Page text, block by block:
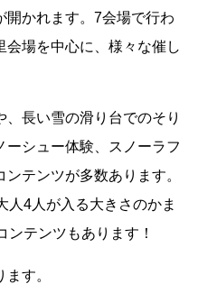
開かれます。7会場で行わ
場を中心に、様々な催し
長い雪の滑り台でのそり
シュー体験、スノーラフ
テンツが多数あります。
人4人が入る大きさのかま
ンテンツもあります！
す。